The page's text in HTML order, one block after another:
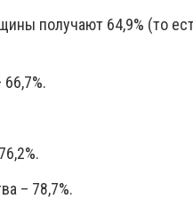
получают 64,9% (то
66,7%.
76,2%.
– 78,7%.